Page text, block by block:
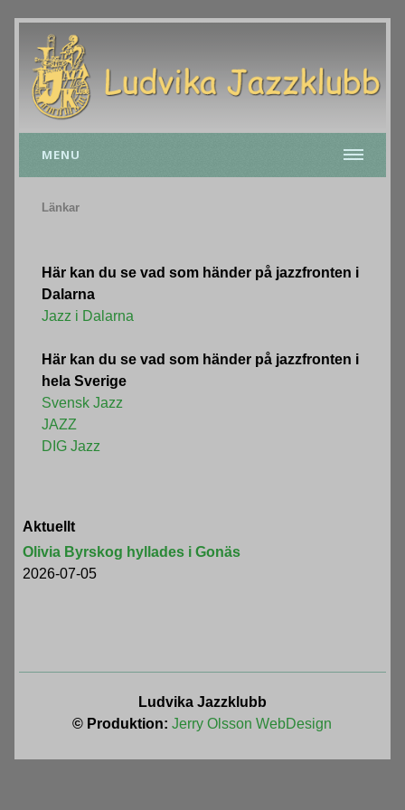
MENU
Länkar
Här kan du se vad som händer på jazzfronten i
Dalarna
Jazz i Dalarna
Här kan du se vad som händer på jazzfronten i
hela Sverige
Svensk Jazz
JAZZ
DIG Jazz
Aktuellt
Olivia Byrskog hyllades i Gonäs
2026-07-05
Ludvika Jazzklubb
© Produktion: Jerry Olsson WebDesign